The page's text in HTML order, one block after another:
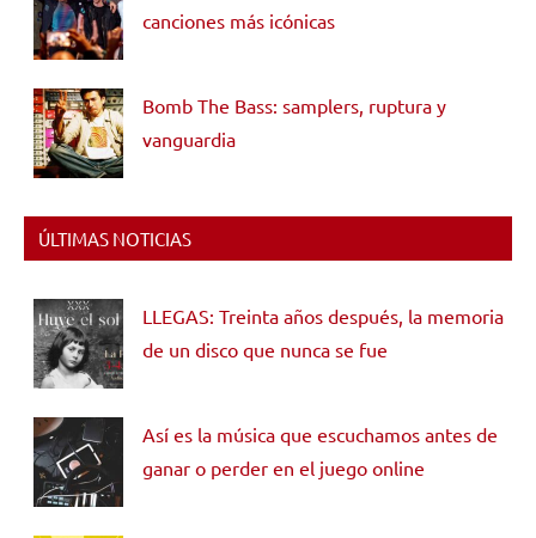
canciones más icónicas
Bomb The Bass: samplers, ruptura y
vanguardia
ÚLTIMAS NOTICIAS
LLEGAS: Treinta años después, la memoria
de un disco que nunca se fue
Así es la música que escuchamos antes de
ganar o perder en el juego online